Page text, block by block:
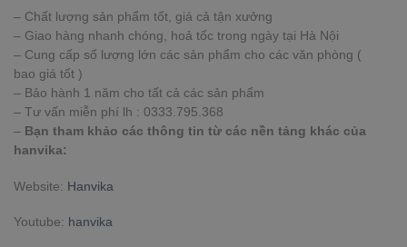
– Chất lượng sản phẩm tốt, giá cả tận xưởng
– Giao hàng nhanh chóng, hoả tốc trong ngày tại Hà Nội
– Cung cấp số lượng lớn các sản phẩm cho các văn phòng (
bao giá tốt )
– Bảo hành 1 năm cho tất cả các sản phẩm
– Tư vấn miễn phí lh : 0333.795.368
– Bạn tham khảo các thông tin từ các nền tảng khác của
hanvika:
Website: Hanvika
Youtube: hanvika